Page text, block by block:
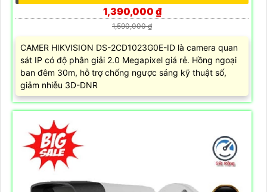
1,390,000 ₫
1,590,000 ₫
CAMER HIKVISION DS-2CD1023G0E-ID là camera quan
sát IP có độ phân giải 2.0 Megapixel giá rẻ. Hồng ngoại
ban đêm 30m, hỗ trợ chống ngược sáng kỹ thuật số,
giảm nhiễu 3D-DNR